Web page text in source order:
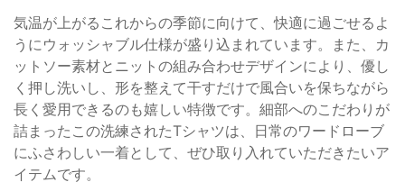
気温が上がるこれからの季節に向けて、快適に過ごせるよ
うにウォッシャブル仕様が盛り込まれています。また、カ
ットソー素材とニットの組み合わせデザインにより、優し
く押し洗いし、形を整えて干すだけで風合いを保ちながら
長く愛用できるのも嬉しい特徴です。細部へのこだわりが
詰まったこの洗練されたTシャツは、日常のワードローブ
にふさわしい一着として、ぜひ取り入れていただきたいア
イテムです。